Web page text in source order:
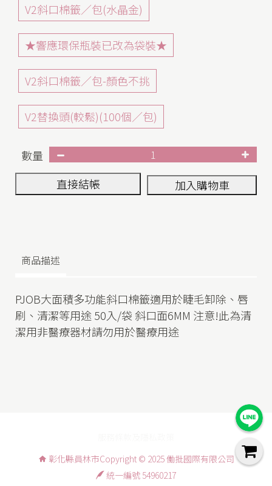
V2斜口棉籤／包(水晶金)
★響應環保瓶裝已改為袋裝★
V2斜口棉籤／包-顏色不挑
V2替換頭(較鬆)(100個／包)
數量
直接結帳
加入購物車
商品描述
PJOB大面積多功能斜口棉籤適用於睫毛卸除、唇
刷、清潔等用途 50入/袋 斜口面6MM 注意!此為清
潔用非醫療器材請勿用於醫療用途
彰化縣員林市Copyright © 2025 働批國際有限公司
統一編號 54960217